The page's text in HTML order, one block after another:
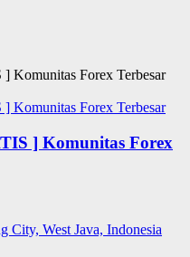
] Komunitas Forex
City, West Java, Indonesia